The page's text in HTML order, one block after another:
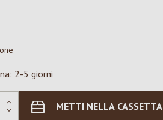
2-5 giorni
METTI NELLA CASSETTA